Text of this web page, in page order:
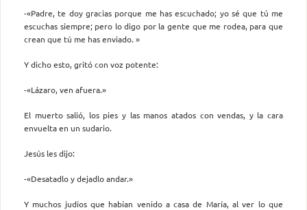
-«Padre, te doy gracias porque me has escuchado; yo sé que tú me
escuchas siempre; pero lo digo por la gente que me rodea, para que
crean que tú me has enviado. »
Y dicho esto, gritó con voz potente:
-«Lázaro, ven afuera.»
El muerto salió, los pies y las manos atados con vendas, y la cara
envuelta en un sudario.
Jesús les dijo:
-«Desatadlo y dejadlo andar.»
Y muchos judíos que habían venido a casa de María, al ver lo que